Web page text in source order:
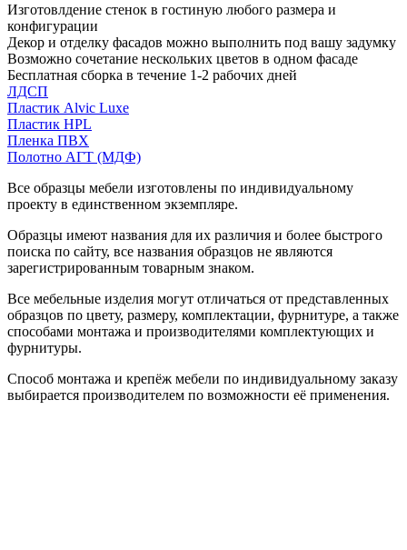
Изготовлдение стенок в гостиную любого размера и
конфигурации
Декор и отделку фасадов можно выполнить под вашу задумку
Возможно сочетание нескольких цветов в одном фасаде
Бесплатная сборка в течение 1-2 рабочих дней
ЛДСП
Пластик Alvic Luxe
Пластик HPL
Пленка ПВХ
Полотно АГТ (МДФ)
Все образцы мебели изготовлены по индивидуальному
проекту в единственном экземпляре.
Образцы имеют названия для их различия и более быстрого
поиска по сайту, все названия образцов не являются
зарегистрированным товарным знаком.
Все мебельные изделия могут отличаться от представленных
образцов по цвету, размеру, комплектации, фурнитуре, а также
способами монтажа и производителями комплектующих и
фурнитуры.
Способ монтажа и крепёж мебели по индивидуальному заказу
выбирается производителем по возможности её применения.